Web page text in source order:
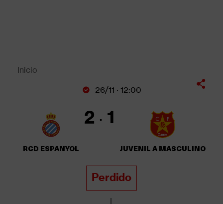
Sobrescribir
ayuda
la
Inicio
26/11 · 12:00
RCD ESPANYOL
2 1
JUVENIL A MASCULINO
Perdido